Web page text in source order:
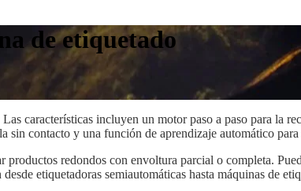
de etiquetado
características incluyen un motor paso a paso para la
sin contacto y una función de aprendizaje automático para
productos redondos con envoltura parcial o completa.
etiquetadoras semiautomáticas hasta máquinas de